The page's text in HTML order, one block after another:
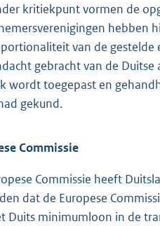
kritiekpunt vormen de
hebben
van de gestelde
gebracht van de
wordt toegepast en
gekund.
Commissie
Commissie heeft
dat de Europese
Duits minimumloon in de